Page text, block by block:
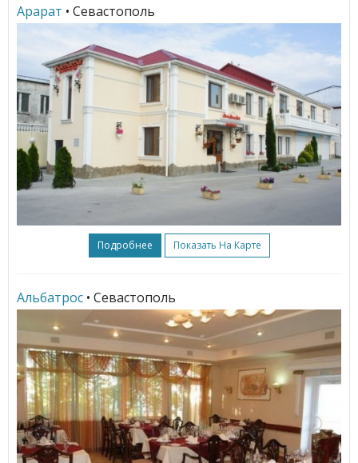
Арарат • Севастополь
Подробнее Показать На Карте
Альбатрос • Севастополь